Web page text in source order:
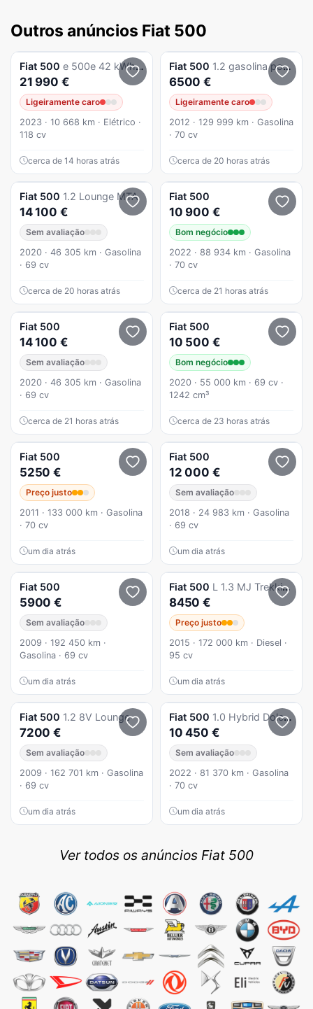
Outros anúncios Fiat 500
Fiat 500 e 500e 42 kWh La Prima by Bocelli
21 990 €
Ligeiramente caro
2023 · 10 668 km · Elétrico ·
118 cv
cerca de 14 horas atrás
Fiat 500 1.2 gasolina poucos ksm(129.) 6
6500 €
Ligeiramente caro
2012 · 129 999 km · Gasolina
· 70 cv
cerca de 20 horas atrás
Fiat 500 1.2 Lounge MTA
14 100 €
Sem avaliação
2020 · 46 305 km · Gasolina
· 69 cv
cerca de 20 horas atrás
Fiat 500
10 900 €
Bom negócio
2022 · 88 934 km · Gasolina
· 70 cv
cerca de 21 horas atrás
Fiat 500
14 100 €
Sem avaliação
2020 · 46 305 km · Gasolina
· 69 cv
cerca de 21 horas atrás
Fiat 500
10 500 €
Bom negócio
2020 · 55 000 km · 69 cv ·
1242 cm³
cerca de 23 horas atrás
Fiat 500
5250 €
Preço justo
2011 · 133 000 km · Gasolina
· 70 cv
um dia atrás
Fiat 500
12 000 €
Sem avaliação
2018 · 24 983 km · Gasolina
· 69 cv
um dia atrás
Fiat 500
5900 €
Sem avaliação
2009 · 192 450 km ·
Gasolina · 69 cv
um dia atrás
Fiat 500 L 1.3 MJ Trekking S&S
8450 €
Preço justo
2015 · 172 000 km · Diesel ·
95 cv
um dia atrás
Fiat 500 1.2 8V Lounge
7200 €
Sem avaliação
2009 · 162 701 km · Gasolina
· 69 cv
um dia atrás
Fiat 500 1.0 Hybrid Dolcevita
10 450 €
Sem avaliação
2022 · 81 370 km · Gasolina
· 70 cv
um dia atrás
Ver todos os anúncios Fiat 500